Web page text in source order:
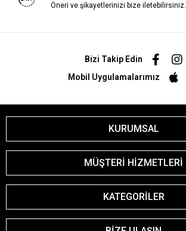
Öneri ve şikayetlerinizi bize iletebilirsiniz.
Bizi Takip Edin
Mobil Uygulamalarımız
KURUMSAL
MÜŞTERİ HİZMETLERİ
KATEGORİLER